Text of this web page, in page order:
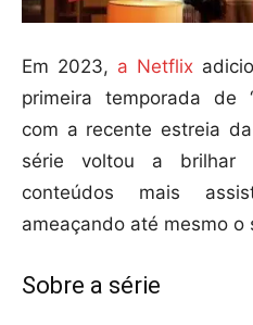
Em 2023, a Netflix
primeira temporada de
com a recente estreia
série voltou a
conteúdos mais
ameaçando até mesmo o
Sobre a série